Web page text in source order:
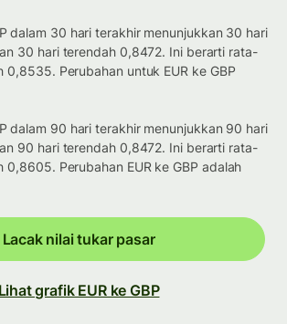
dalam 30 hari terakhir menunjukkan 30 hari
30 hari terendah 0,8472. Ini berarti rata-
0,8535. Perubahan untuk EUR ke GBP
dalam 90 hari terakhir menunjukkan 90 hari
90 hari terendah 0,8472. Ini berarti rata-
0,8605. Perubahan EUR ke GBP adalah
Lacak nilai tukar pasar
Lihat grafik EUR ke GBP